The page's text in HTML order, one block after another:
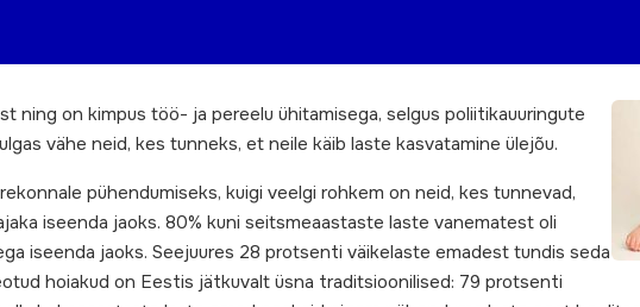
ning on kimpus töö- ja pereelu ühitamisega, selgus poliitikauuringute
vähe neid, kes tunneks, et neile käib laste kasvatamine ülejõu.
pühendumiseks, kuigi veelgi rohkem on neid, kes tunnevad,
iseenda jaoks. 80% kuni seitsmeaastaste laste vanematest oli
iseenda jaoks. Seejuures 28 protsenti väikelaste emadest tundis seda
hoiakud on Eestis jätkuvalt üsna traditsioonilised: 79 protsenti